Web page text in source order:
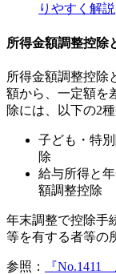
りやすく解説
所得金額調整控除
所得金額調整控除
額から、一定額を
除には、以下の2
子ども・特
除
給与所得と
額調整控除
年末調整で控除手
等を有する者等の
参照： 『No.1411